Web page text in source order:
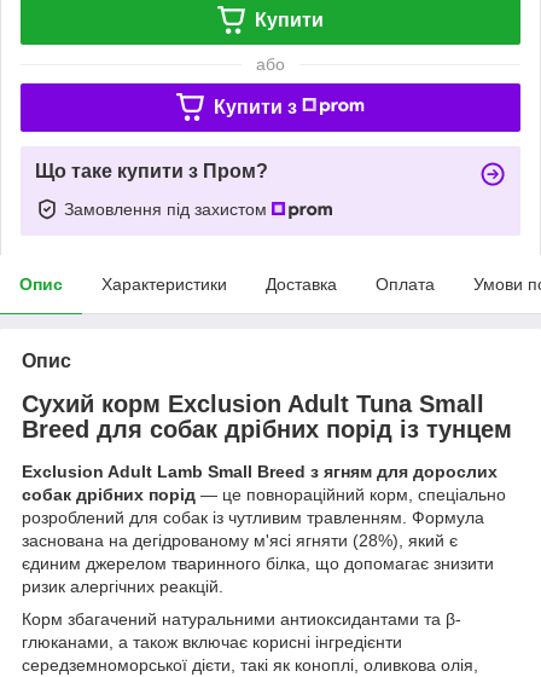
Купити
або
Купити з
Що таке купити з Пром?
Замовлення під захистом
Опис Характеристики Доставка Оплата Умови
Опис
Сухий корм Exclusion Adult Tuna Small
Breed для собак дрібних порід із тунцем
Exclusion Adult Lamb Small Breed з ягням для дорослих
собак дрібних порід — це повнораційний корм, спеціально
розроблений для собак із чутливим травленням. Формула
заснована на дегідрованому м'ясі ягняти (28%), який є
єдиним джерелом тваринного білка, що допомагає знизити
ризик алергічних реакцій.
Корм збагачений натуральними антиоксидантами та β-
глюканами, а також включає корисні інгредієнти
середземноморської дієти, такі як коноплі, оливкова олія,